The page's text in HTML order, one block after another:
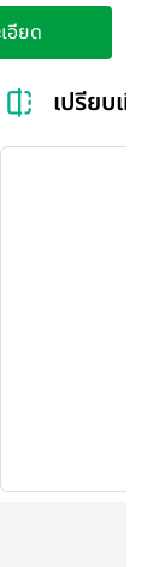
อียด
เปรียบเที